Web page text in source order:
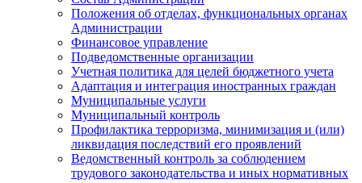
Положения об отделах, функциональных органах
Администрации
Финансовое управление
Подведомственные организации
Учетная политика для целей бюджетного учета
Адаптация и интеграция иностранных граждан
Муниципальные услуги
Муниципальный контроль
Профилактика терроризма, минимизация и (или)
ликвидация последствий его проявлений
Ведомственный контроль за соблюдением
трудового законодательства и иных нормативных